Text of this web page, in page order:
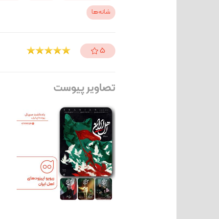
شانه‌ها
5
تصاویر پیوست